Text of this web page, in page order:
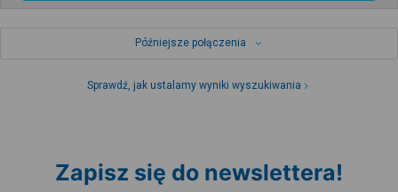
Późniejsze połączenia
Sprawdź, jak ustalamy wyniki wyszukiwania
Zapisz się do newslettera!